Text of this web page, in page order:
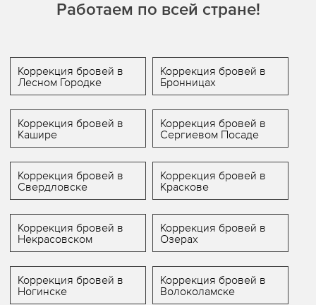
Работаем по всей стране!
Коррекция бровей в
Лесном Городке
Коррекция бровей в
Бронницах
Коррекция бровей в
Кашире
Коррекция бровей в
Сергиевом Посаде
Коррекция бровей в
Свердловске
Коррекция бровей в
Краскове
Коррекция бровей в
Некрасовском
Коррекция бровей в
Озерах
Коррекция бровей в
Ногинске
Коррекция бровей в
Волоколамске